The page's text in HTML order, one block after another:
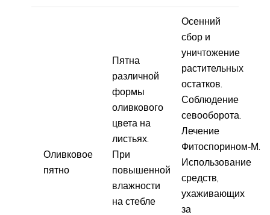
Оливковое
пятно
Пятна
различной
формы
оливкового
цвета на
листьях.
При
повышенной
влажности
на стебле
Осенний
сбор и
уничтожение
растительных
остатков.
Соблюдение
севооборота.
Лечение
Фитоспорином‑М.
Использование
средств,
ухаживающих
за